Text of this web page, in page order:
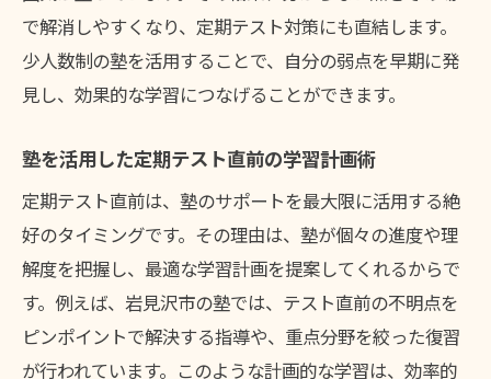
で解消しやすくなり、定期テスト対策にも直結します。
少人数制の塾を活用することで、自分の弱点を早期に発
見し、効果的な学習につなげることができます。
塾を活用した定期テスト直前の学習計画術
定期テスト直前は、塾のサポートを最大限に活用する絶
好のタイミングです。その理由は、塾が個々の進度や理
解度を把握し、最適な学習計画を提案してくれるからで
す。例えば、岩見沢市の塾では、テスト直前の不明点を
ピンポイントで解決する指導や、重点分野を絞った復習
が行われています。このような計画的な学習は、効率的